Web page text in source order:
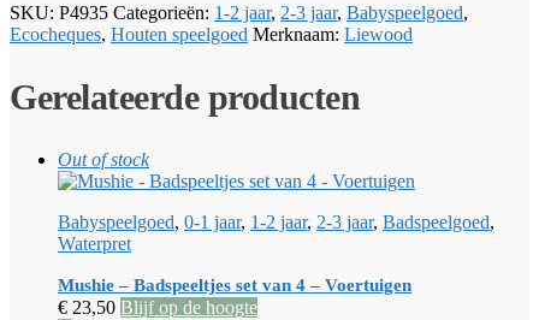
SKU: P4935 Categorieën: 1-2 jaar, 2-3 jaar, Babyspeelgoed,
Ecocheques, Houten speelgoed Merknaam: Liewood
Gerelateerde producten
Out of stock
Babyspeelgoed, 0-1 jaar, 1-2 jaar, 2-3 jaar, Badspeelgoed,
Waterpret
Mushie – Badspeeltjes set van 4 – Voertuigen
€ 23,50 Blijf op de hoogte